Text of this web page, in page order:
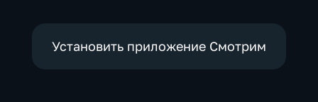
Установить приложение Смотрим